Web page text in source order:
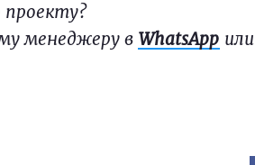
проекту?
менеджеру в WhatsApp или